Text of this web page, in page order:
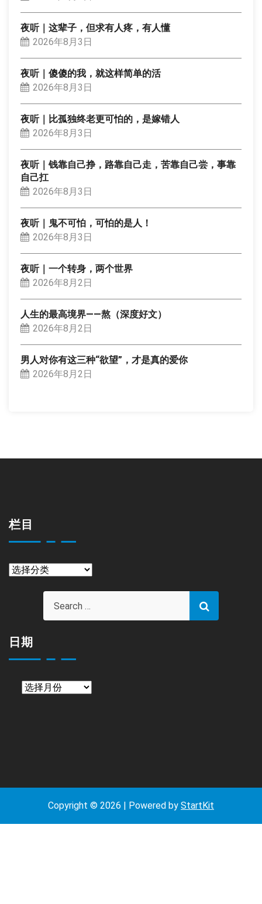
夜听｜这辈子，但求有人疼，有人懂
2026年8月3日
夜听｜傻傻的我，就这样简单的活
2026年8月3日
夜听｜比孤独终老更可怕的，是嫁错人
2026年8月3日
夜听｜钱靠自己挣，路靠自己走，苦靠自己尝，事靠
自己扛
2026年8月3日
夜听｜鬼不可怕，可怕的是人！
2026年8月3日
夜听｜一个转身，两个世界
2026年8月2日
人生的最高境界——熬（深度好文）
2026年8月2日
男人对你有这三种“欲望”，才是真的爱你
2026年8月2日
栏目
栏
日期
Copyright © 2026 | Powered by StartKit